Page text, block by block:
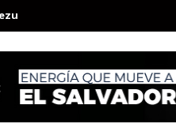
Aeropuerto Internacional